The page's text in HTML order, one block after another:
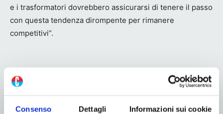
Consenso Dettagli Informazioni sui cookie
e i trasformatori dovrebbero assicurarsi di tenere il passo
con questa tendenza dirompente per rimanere
competitivi”.